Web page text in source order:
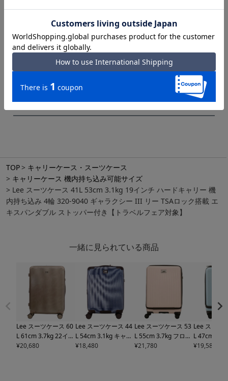
TOP
キャリーケース・スーツケース
キャリーケース 機内持ち込み可能サイズ
Lee スーツケース 41L 53cm 3.1kg 19インチ ハードキャリー 機
内持ち込み 4輪 320-9040 ギャラクシー III リー TSAロック搭載 エ
キスパンダブル ストッパー付き【トラベルフェア対象】
ります。あらかじめご了承ください。
● メーカーサイズ、もしくは実際に測った寸法となります。商品の素材等
の個体差により、若干サイズのばらつきがあります。サイズはあくまでも
目安としてお考えください。
● 天然皮革・素材を使用している商品によっては、天然素材の特性上、部
位により風合いやシミ・シワ感や焦げ、濃淡など多少の個体差がある場合
があります。あらかじめご了承ください。
スタッフのコーディネート
一緒に見られている商品
Lee スーツケース 60
L 61cm 3.7kg 22イン
チ ハードキャリー 4
¥20,680
Lee スーツケース 44
L 54cm 3.1kg キャリ
ーバッグ 機内持ち込
¥18,480
Lee スーツケース 53
L 55cm 3.7kg フロン
トオープン
¥21,780
Lee スーツ
L 47cm 3kg
オープン
¥19,580